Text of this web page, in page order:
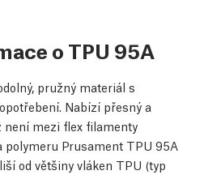
o TPU 95A
pružný materiál s
Nabízí přesný a
není mezi flex filamenty
polymeru Prusament TPU 95A
od většiny vláken TPU (typ